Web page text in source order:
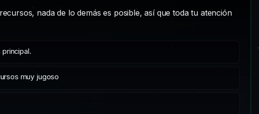
nada de lo demás es posible, así que toda tu atención
muy jugoso